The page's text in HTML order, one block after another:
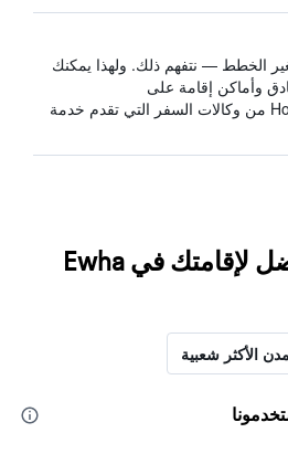
الخطط — نتفهم ذلك. ولهذا يمكنك
وأماكن إقامة على
HotelsCombined من وكالات السفر التي تقدم خدمة
اعثر على نتائج أفضل لإقامتك في Ewha
الأكثر شعبية